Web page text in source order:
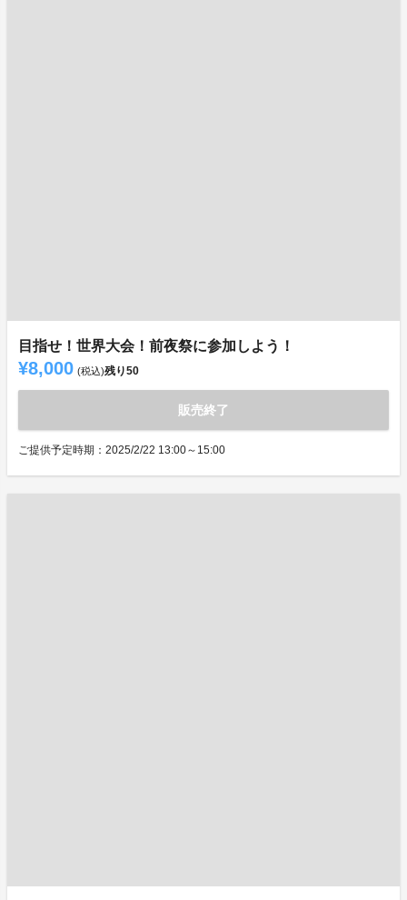
目指せ！世界大会！前夜祭に参加しよう！
¥8,000 (税込)残り50
販売終了
ご提供予定時期：2025/2/22 13:00～15:00